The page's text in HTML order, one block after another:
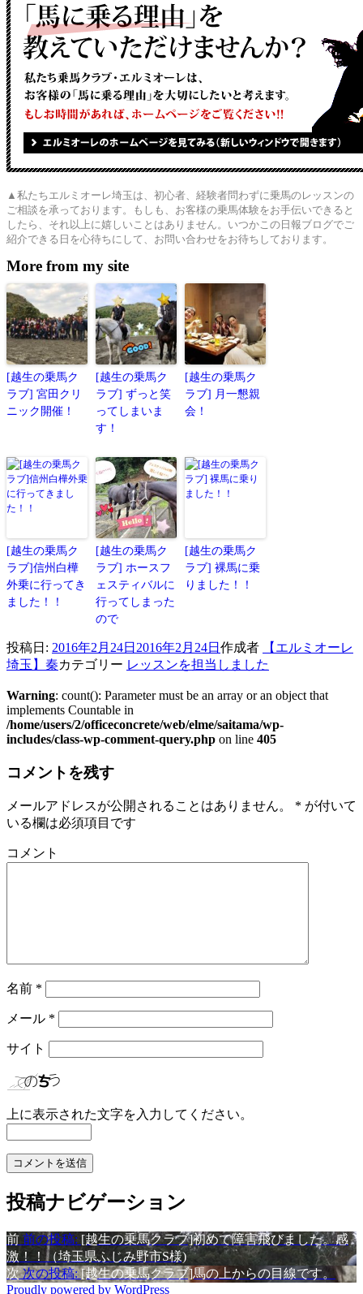
▲私たちエルミオーレ埼玉は、初心者、経験者問わずに乗馬のレッスンの
ご相談を承っております。もしも、お客様の乗馬体験をお手伝いできると
したら、それ以上に嬉しいことはありません。いつかこの日報ブログでご
紹介できる日を心待ちにして、お問い合わせをお待ちしております。
More from my site
[越生の乗馬ク
ラブ] 宮田クリ
ニック開催！
[越生の乗馬ク
ラブ] ずっと笑
ってしまいま
す！
[越生の乗馬ク
ラブ] 月一懇親
会！
[越生の乗馬ク
ラブ]信州白樺
外乗に行ってき
ました！！
[越生の乗馬ク
ラブ] ホースフ
ェスティバルに
行ってしまった
ので
[越生の乗馬ク
ラブ] 裸馬に乗
りました！！
投稿日: 2016年2月24日 2016年2月24日 作成者
【エルミオーレ
埼玉】秦カテゴリー レッスンを担当しました
Warning: count(): Parameter must be an array or an object that
implements Countable in
/home/users/2/officeconcrete/web/elme/saitama/wp-
includes/class-wp-comment-query.php on line 405
コメントを残す
メールアドレスが公開されることはありません。 * が付いて
いる欄は必須項目です
コメント
名前 *
メール *
サイト
上に表示された文字を入力してください。
投稿ナビゲーション
前 前の投稿: [越生の乗馬クラブ]初めて障害飛びました。感
激！！（埼玉県ふじみ野市S様)
次 次の投稿: [越生の乗馬クラブ]馬の上からの目線です。
Proudly powered by WordPress